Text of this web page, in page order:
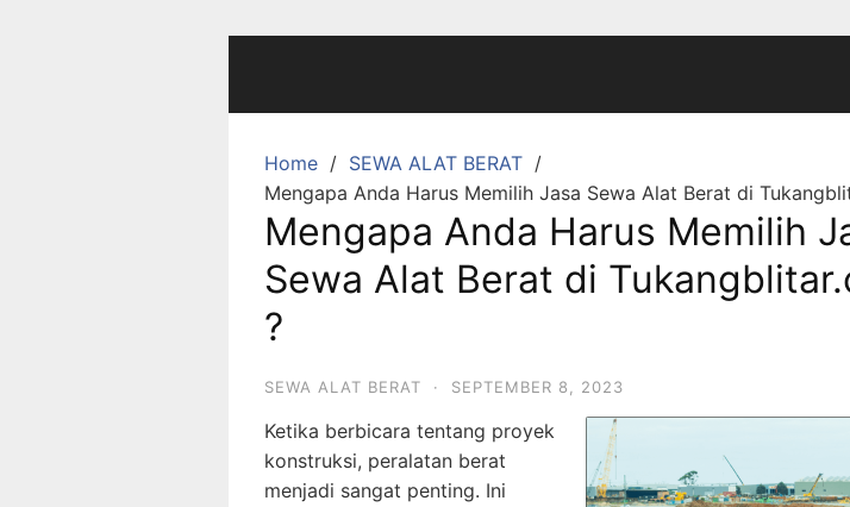
Home
SEWA ALAT BERAT
Mengapa Anda Harus Memilih Jasa Sewa Alat Berat di
Mengapa Anda Harus Memilih
Sewa Alat Berat di
?
SEWA ALAT BERAT · SEPTEMBER 8, 2023
Ketika berbicara tentang proyek
konstruksi, peralatan berat
menjadi sangat penting. Ini